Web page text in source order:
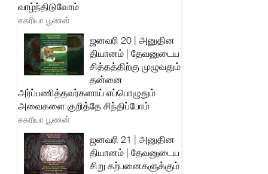
வாழ்ந்திடுவோம்
சகரியா பூணன்
ஜனவரி 20 | அனுதின
தியானம் | தேவனுடைய
சித்தத்திற்கு முழுவதும்
தன்னை
அர்ப்பணித்தவர்களாய் எப்பொழுதும்
அவைகளை குறித்தே சிந்திப்போம்
சகரியா பூணன்
ஜனவரி 21 | அனுதின
தியானம் | தேவனுடைய
சிறு கற்பனைகளுக்கும்